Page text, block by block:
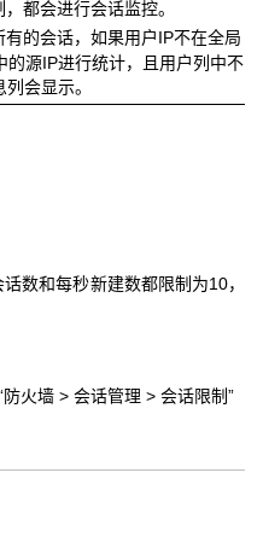
都会进行会话监控。
的会话，如果用户IP不在全局
的源IP进行统计，且用户列中不
会显示。
数和每秒新建数都限制为10，
火墙 > 会话管理 > 会话限制”